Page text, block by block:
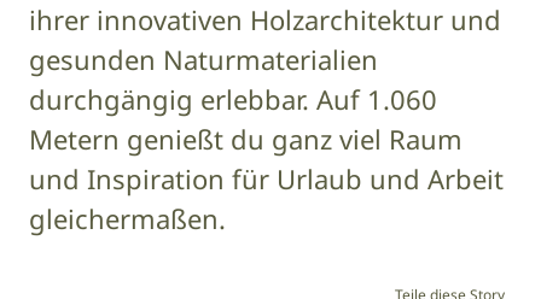
ihrer innovativen Holzarchitektur und
gesunden Naturmaterialien
durchgängig erlebbar. Auf 1.060
Metern genießt du ganz viel Raum
und Inspiration für Urlaub und Arbeit
gleichermaßen.